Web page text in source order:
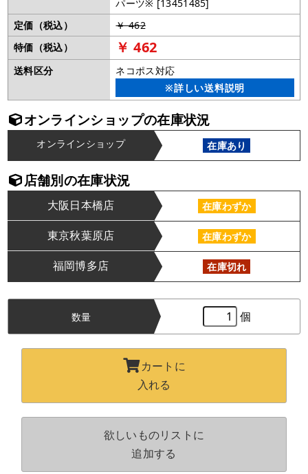
パーツ※ [13451485]
定価（税込）
￥ 462
特価（税込）
￥ 462
送料区分
ネコポス対応
※詳しい送料説明
オンラインショップの在庫状況
オンラインショップ 在庫あり
店舗別の在庫状況
大阪日本橋店 在庫わずか
東京秋葉原店 在庫わずか
福岡博多店 在庫切れ
数量 個
カートに
入れる
欲しいものリストに
追加する